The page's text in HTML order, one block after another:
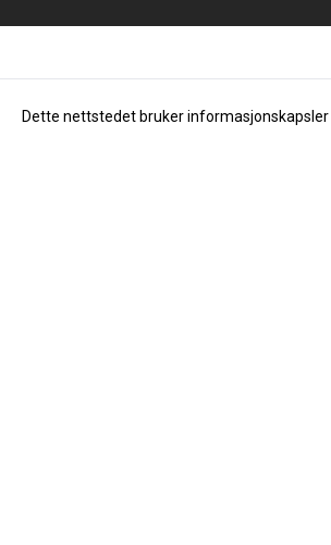
Dette nettstedet bruker